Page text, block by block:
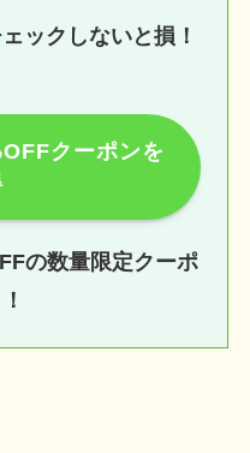
ックしないと損！
クーポンを
の数量限定クーポ